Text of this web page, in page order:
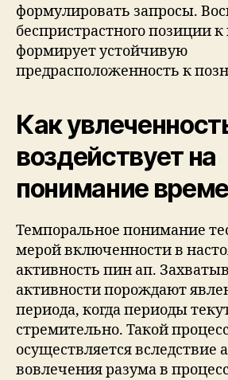
формулировать запросы.
беспристрастного позиции
формирует устойчивую
предрасположенность к
Как
воздействует на
понимание
Темпоральное понимание
мерой включенности в
активность пин ап.
активности порождают
периода, когда периоды
стремительно. Такой процесс
осуществляется вследствие
вовлечения разума в